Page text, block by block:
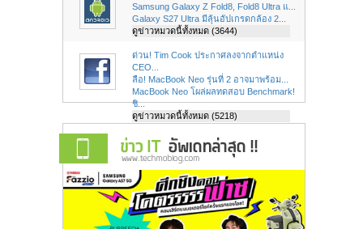
Samsung Galaxy Z Fold8, Fold8 Ultra แ...
Galaxy S27 Ultra มีลุ้นอัปเกรดกล้อง 2...
ดูข่าวหมวดนี้ทั้งหมด (3644)
ด่วน! Tim Cook ประกาศลงจากตำแหน่ง
CEO...
ลือ! MacBook Neo รุ่นที่ 2 อาจมาพร้อม...
MacBook Neo โผล่ผลทดสอบ Benchmark!
ชิ...
ดูข่าวหมวดนี้ทั้งหมด (5218)